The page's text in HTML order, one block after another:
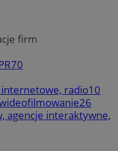
firm
70
radio10
26
agencje interaktywne,